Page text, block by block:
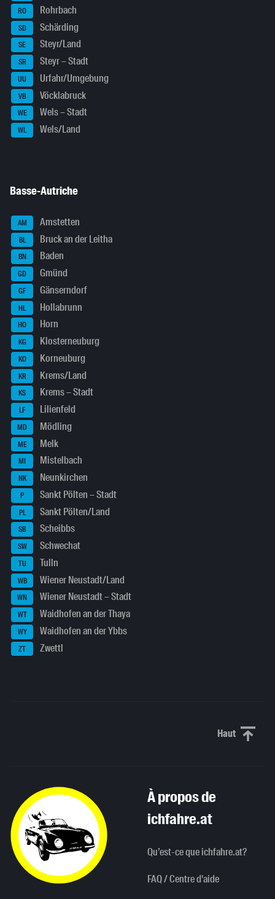
RO Rohrbach
SD Schärding
SE Steyr/Land
SR Steyr – Stadt
UU Urfahr/Umgebung
VB Vöcklabruck
WE Wels – Stadt
WL Wels/Land
Basse-Autriche
AM Amstetten
BL Bruck an der Leitha
BN Baden
GD Gmünd
GF Gänserndorf
HL Hollabrunn
HO Horn
KG Klosterneuburg
KO Korneuburg
KR Krems/Land
KS Krems – Stadt
LF Lilienfeld
MD Mödling
ME Melk
MI Mistelbach
NK Neunkirchen
P Sankt Pölten – Stadt
PL Sankt Pölten/Land
SB Scheibbs
SW Schwechat
TU Tulln
WB Wiener Neustadt/Land
WN Wiener Neustadt – Stadt
WT Waidhofen an der Thaya
WY Waidhofen an der Ybbs
ZT Zwettl
HautHaut de
À propos de
ichfahre.at
Qu’est-ce que ichfahre.at?
FAQ / Centre d'aide